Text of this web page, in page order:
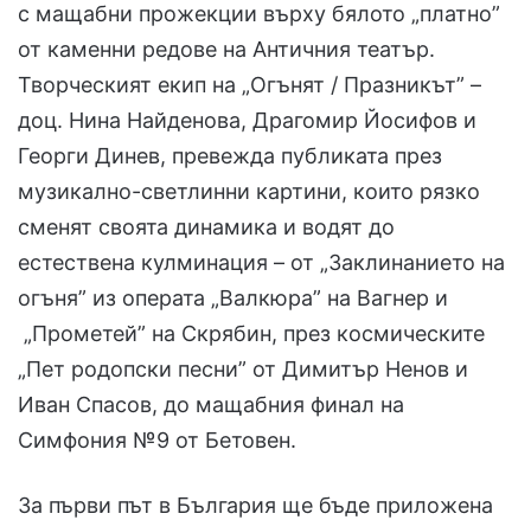
с мащабни прожекции върху бялото „платно”
от каменни редове на Античния театър.
Творческият екип на „Огънят / Празникът” –
доц. Нина Найденова, Драгомир Йосифов и
Георги Динев, превежда публиката през
музикално-светлинни картини, които рязко
сменят своята динамика и водят до
естествена кулминация – от „Заклинанието на
огъня” из операта „Валкюра” на Вагнер и
„Прометей” на Скрябин, през космическите
„Пет родопски песни” от Димитър Ненов и
Иван Спасов, до мащабния финал на
Симфония №9 от Бетовен.
За първи път в България ще бъде приложена